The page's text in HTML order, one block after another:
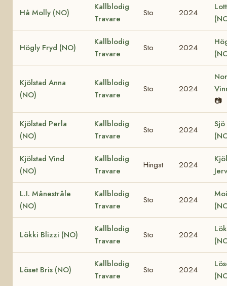
Hå Molly (NO)
Kallblodig
Travare
Sto 2024
Högly Fryd (NO)
Kallblodig
Travare
Sto 2024
Kjölstad Anna
(NO)
Kallblodig
Travare
Sto 2024
📷
Kjölstad Perla
(NO)
Kallblodig
Travare
Sto 2024
Kjölstad Vind
(NO)
Kallblodig
Travare
Hingst 2024
L.I. Månestråle
(NO)
Kallblodig
Travare
Sto 2024
Lökki Blizzi (NO)
Kallblodig
Travare
Sto 2024
Löset Bris (NO)
Kallblodig
Travare
Sto 2024